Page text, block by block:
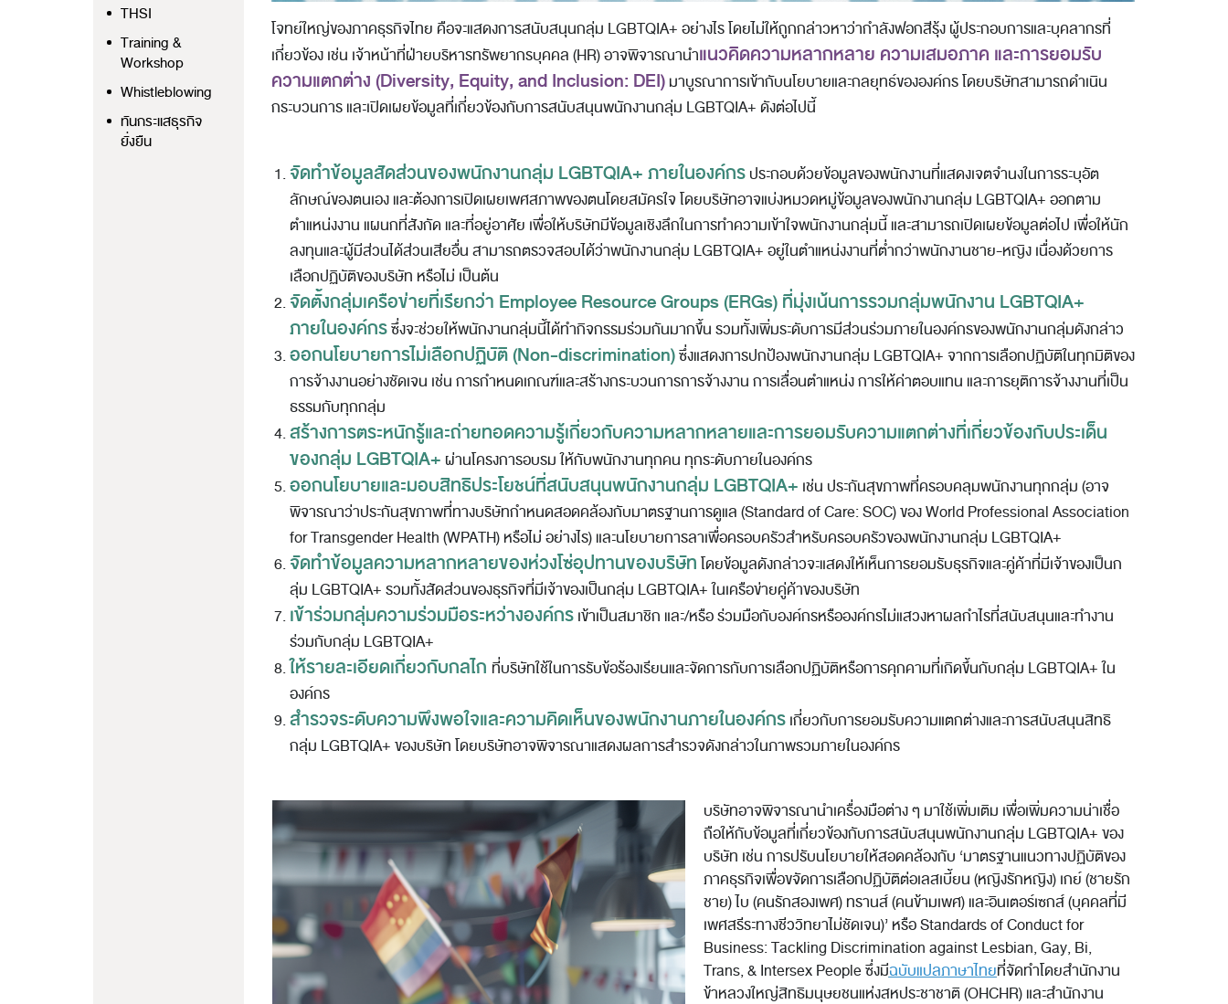
THSI
Training &
Workshop
Whistleblowing
ทันกระแสธุรกิจ
ยั่งยืน
โจทย์ใหญ่ของภาคธุรกิจไทย คือจะแสดงการสนับสนุนกลุ่ม LGBTQIA+ อย่างไร โดยไม่ให้ถูกกล่าวหาว่ากำลังฟอกสีรุ้ง ผู้ประกอบการและบุคลากรที่
เกี่ยวข้อง เช่น เจ้าหน้าที่ฝ่ายบริหารทรัพยากรบุคคล (HR) อาจพิจารณานำแนวคิดความหลากหลาย ความเสมอภาค และการยอมรับ
ความแตกต่าง (Diversity, Equity, and Inclusion: DEI)มาบูรณาการเข้ากับนโยบายและกลยุทธ์ขององค์กร โดยบริษัทสามารถดำเนิน
กระบวนการ และเปิดเผยข้อมูลที่เกี่ยวข้องกับการสนับสนุนพนักงานกลุ่ม LGBTQIA+ ดังต่อไปนี้
จัดทำข้อมูลสัดส่วนของพนักงานกลุ่ม LGBTQIA+ ภายในองค์กรประกอบด้วยข้อมูลของพนักงานที่แสดงเจตจำนงในการระบุอัต
ลักษณ์ของตนเอง และต้องการเปิดเผยเพศสภาพของตนโดยสมัครใจ โดยบริษัทอาจแบ่งหมวดหมู่ข้อมูลของพนักงานกลุ่ม LGBTQIA+ ออกตาม
ตำแหน่งงาน แผนกที่สังกัด และที่อยู่อาศัย เพื่อให้บริษัทมีข้อมูลเชิงลึกในการทำความเข้าใจพนักงานกลุ่มนี้ และสามารถเปิดเผยข้อมูลต่อไป เพื่อให้นัก
ลงทุนและผู้มีส่วนได้ส่วนเสียอื่น สามารถตรวจสอบได้ว่าพนักงานกลุ่ม LGBTQIA+ อยู่ในตำแหน่งงานที่ต่ำกว่าพนักงานชาย-หญิง เนื่องด้วยการ
เลือกปฏิบัติของบริษัท หรือไม่ เป็นต้น
จัดตั้งกลุ่มเครือข่ายที่เรียกว่า Employee Resource Groups (ERGs) ที่มุ่งเน้นการรวมกลุ่มพนักงาน LGBTQIA+
ภายในองค์กรซึ่งจะช่วยให้พนักงานกลุ่มนี้ได้ทำกิจกรรมร่วมกันมากขึ้น รวมทั้งเพิ่มระดับการมีส่วนร่วมภายในองค์กรของพนักงานกลุ่มดังกล่าว
ออกนโยบายการไม่เลือกปฏิบัติ (Non-discrimination)ซึ่งแสดงการปกป้องพนักงานกลุ่ม LGBTQIA+ จากการเลือกปฏิบัติในทุกมิติของ
การจ้างงานอย่างชัดเจน เช่น การกำหนดเกณฑ์และสร้างกระบวนการการจ้างงาน การเลื่อนตำแหน่ง การให้ค่าตอบแทน และการยุติการจ้างงานที่เป็น
ธรรมกับทุกกลุ่ม
สร้างการตระหนักรู้และถ่ายทอดความรู้เกี่ยวกับความหลากหลายและการยอมรับความแตกต่างที่เกี่ยวข้องกับประเด็น
ของกลุ่ม LGBTQIA+ ผ่านโครงการอบรม ให้กับพนักงานทุกคน ทุกระดับภายในองค์กร
ออกนโยบายและมอบสิทธิประโยชน์ที่สนับสนุนพนักงานกลุ่ม LGBTQIA+ เช่น ประกันสุขภาพที่ครอบคลุมพนักงานทุกกลุ่ม (อาจ
พิจารณาว่าประกันสุขภาพที่ทางบริษัทกำหนดสอดคล้องกับมาตรฐานการดูแล (Standard of Care: SOC) ของ World Professional Association
for Transgender Health (WPATH) หรือไม่ อย่างไร) และนโยบายการลาเพื่อครอบครัวสำหรับครอบครัวของพนักงานกลุ่ม LGBTQIA+
จัดทำข้อมูลความหลากหลายของห่วงโซ่อุปทานของบริษัทโดยข้อมูลดังกล่าวจะแสดงให้เห็นการยอมรับธุรกิจและคู่ค้าที่มีเจ้าของเป็นก
ลุ่ม LGBTQIA+ รวมทั้งสัดส่วนของธุรกิจที่มีเจ้าของเป็นกลุ่ม LGBTQIA+ ในเครือข่ายคู่ค้าของบริษัท
เข้าร่วมกลุ่มความร่วมมือระหว่างองค์กรเข้าเป็นสมาชิก และ/หรือ ร่วมมือกับองค์กรหรือองค์กรไม่แสวงหาผลกำไรที่สนับสนุนและทำงาน
ร่วมกับกลุ่ม LGBTQIA+
ให้รายละเอียดเกี่ยวกับกลไก ที่บริษัทใช้ในการรับข้อร้องเรียนและจัดการกับการเลือกปฏิบัติหรือการคุกคามที่เกิดขึ้นกับกลุ่ม LGBTQIA+ ใน
องค์กร
สำรวจระดับความพึงพอใจและความคิดเห็นของพนักงานภายในองค์กรเกี่ยวกับการยอมรับความแตกต่างและการสนับสนุนสิทธิ
กลุ่ม LGBTQIA+ ของบริษัท โดยบริษัทอาจพิจารณาแสดงผลการสำรวจดังกล่าวในภาพรวมภายในองค์กร
บริษัทอาจพิจารณานำเครื่องมือต่าง ๆ มาใช้เพิ่มเติม เพื่อเพิ่มความน่าเชื่อ
ถือให้กับข้อมูลที่เกี่ยวข้องกับการสนับสนุนพนักงานกลุ่ม LGBTQIA+ ของ
บริษัท เช่น การปรับนโยบายให้สอดคล้องกับ ‘มาตรฐานแนวทางปฏิบัติของ
ภาคธุรกิจเพื่อขจัดการเลือกปฏิบัติต่อเลสเบี้ยน (หญิงรักหญิง) เกย์ (ชายรัก
ชาย) ไบ (คนรักสองเพศ) ทรานส์ (คนข้ามเพศ) และอินเตอร์เซกส์ (บุคคลที่มี
เพศสรีระทางชีววิทยาไม่ชัดเจน)’ หรือ Standards of Conduct for
Business: Tackling Discrimination against Lesbian, Gay, Bi,
Trans, & Intersex People ซึ่งมีฉบับแปลภาษาไทยที่จัดทำโดยสำนักงาน
ข้าหลวงใหญ่สิทธิมนุษยชนแห่งสหประชาชาติ (OHCHR) และสำนักงาน